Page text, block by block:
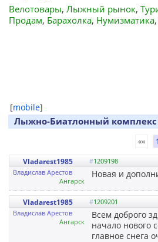
Велотовары, Лыжный рынок,
Продам, Барахолка, Нумизматика,
[mobile]
Лыжно-Биатлонный комплекс
«« 1
Vladarest1985 #1209198
Владислав Арестов
Ангарск
Новая и
Vladarest1985 #1209201
Владислав Арестов
Ангарск
Всем доброго
начало нового
главное снега